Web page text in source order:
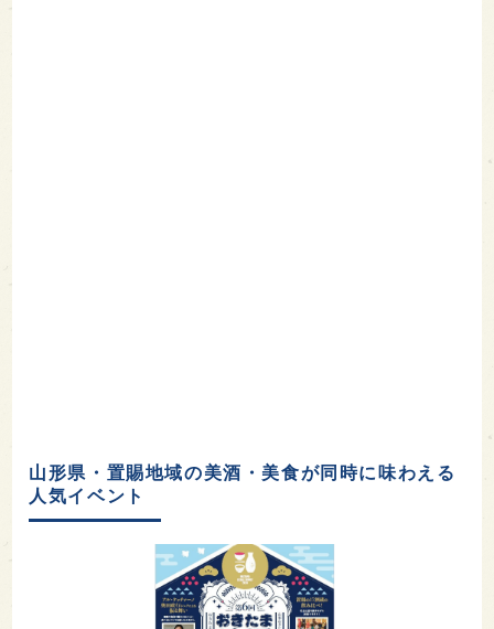
山形県・置賜地域の美酒・美食が同時に味わえる
人気イベント